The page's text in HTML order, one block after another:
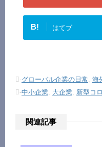
B! はてブ
-グローバル企業の日常, 海
-中小企業, 大企業, 新型コ
関連記事